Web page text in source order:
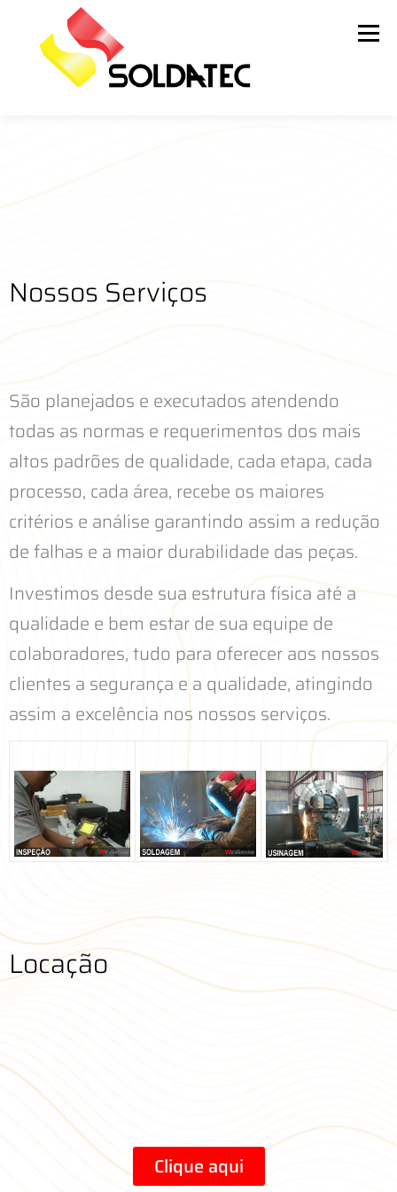
Menu
Nossos Serviços
São planejados e executados atendendo
todas as normas e requerimentos dos mais
altos padrões de qualidade, cada etapa, cada
processo, cada área, recebe os maiores
critérios e análise garantindo assim a redução
de falhas e a maior durabilidade das peças.
Investimos desde sua estrutura física até a
qualidade e bem estar de sua equipe de
colaboradores, tudo para oferecer aos nossos
clientes a segurança e a qualidade, atingindo
assim a excelência nos nossos serviços.
Locação
Clique aqui